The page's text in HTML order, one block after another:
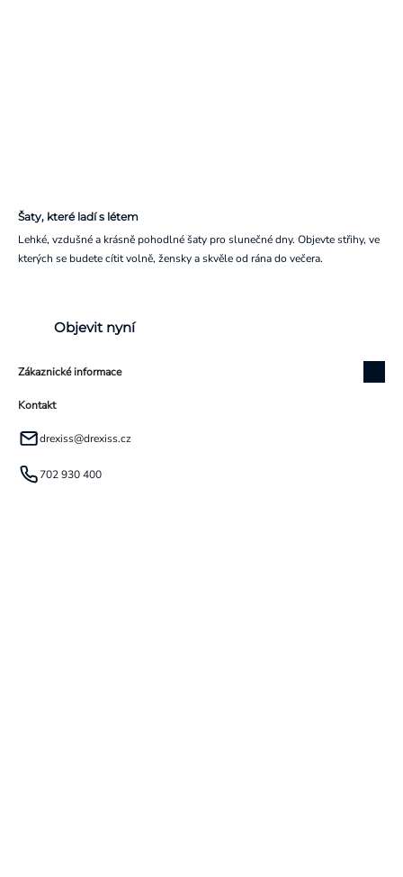
Šaty, které ladí s létem
Lehké, vzdušné a krásně pohodlné šaty pro slunečné dny. Objevte střihy, ve
kterých se budete cítit volně, žensky a skvěle od rána do večera.
Objevit nyní
Zákaznické informace
Kontakt
drexiss@drexiss.cz
702 930 400